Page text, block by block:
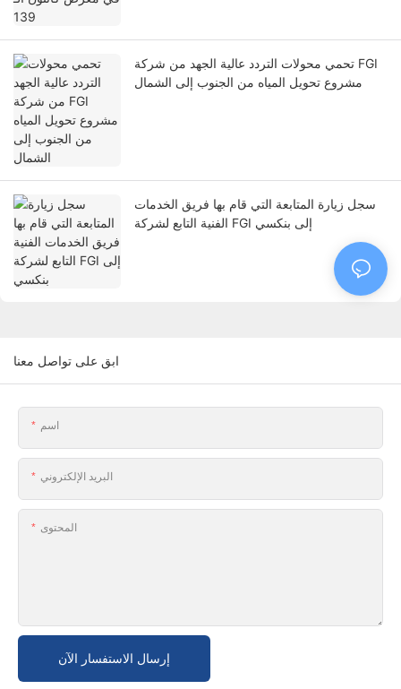
تحمي محولات التردد عالية الجهد من شركة FGI
مشروع تحويل المياه من الجنوب إلى الشمال
سجل زيارة المتابعة التي قام بها فريق الخدمات
الفنية التابع لشركة FGI إلى بنكسي
ابق على تواصل معنا
اسم
البريد الإلكتروني
المحتوى
إرسال الاستفسار الآن